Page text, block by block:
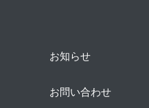
お知らせ
お問い合わせ